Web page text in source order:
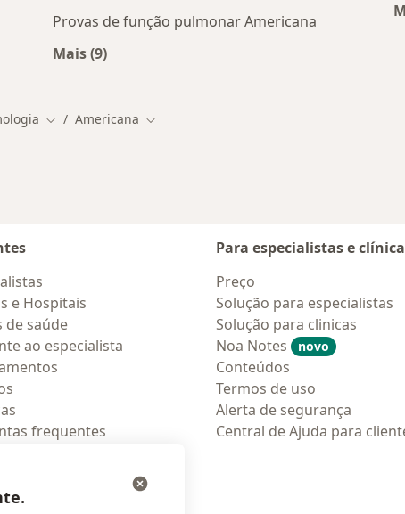
Provas de função pulmonar Americana
Mais (9)
Mudar de cidade
Americana Mudar de cidade
e Hospitais
de saúde
ao especialista
frequentes
Para especialistas e
Preço
Solução para especialistas
Solução para clinicas
Noa Notes
novo
Conteúdos
Termos de uso
Alerta de segurança
Central de Ajuda para